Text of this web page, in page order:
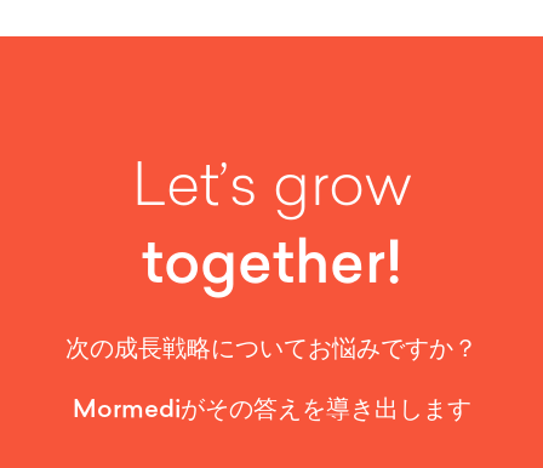
Let’s grow
together!
次の成長戦略についてお悩みですか？
Mormediがその答えを導き出します